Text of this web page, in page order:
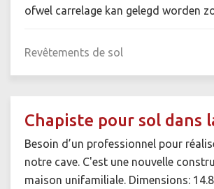
ofwel carrelage kan gelegd worden
Revêtements de sol
Chapiste pour sol dans
Besoin d’un professionnel pour
notre cave. C'est une nouvelle
maison unifamiliale. Dimensions: